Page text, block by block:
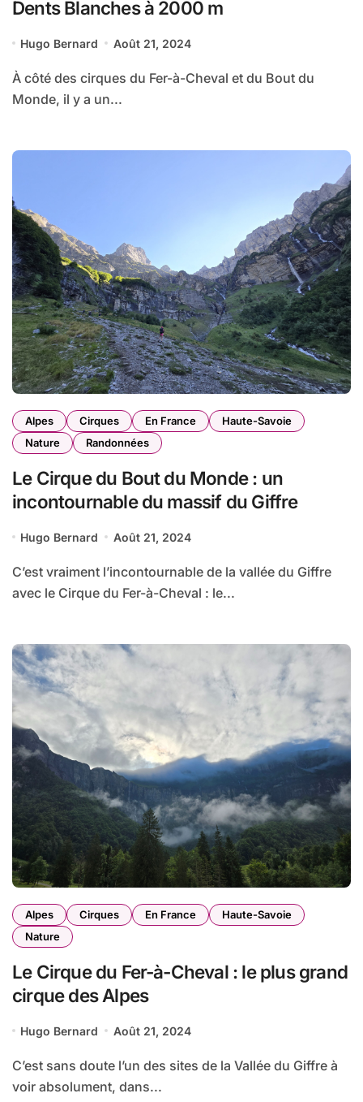
Dents Blanches à 2000 m
Hugo Bernard Août 21, 2024
À côté des cirques du Fer-à-Cheval et du Bout du
Monde, il y a un...
Alpes Cirques En France
Haute-Savoie
Nature
Randonnées
Le Cirque du Bout du Monde : un
incontournable du massif du Giffre
Hugo Bernard Août 21, 2024
C’est vraiment l’incontournable de la vallée du Giffre
avec le Cirque du Fer-à-Cheval : le...
Alpes Cirques En France
Haute-Savoie
Nature
Le Cirque du Fer-à-Cheval : le plus grand
cirque des Alpes
Hugo Bernard Août 21, 2024
C’est sans doute l’un des sites de la Vallée du Giffre à
voir absolument, dans...